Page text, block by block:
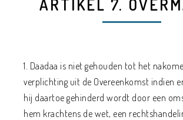
ARTIKEL 7.
1. Daadaa is niet gehouden tot het
verplichting uit de Overeenkomst indien
hij daartoe gehinderd wordt door een
hem krachtens de wet, een